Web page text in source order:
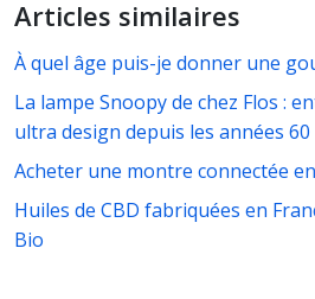
Articles similaires
À quel âge puis-je donner une
La lampe Snoopy de chez Flos :
ultra design depuis les années 60
Acheter une montre connectée
Huiles de CBD fabriquées en
Bio